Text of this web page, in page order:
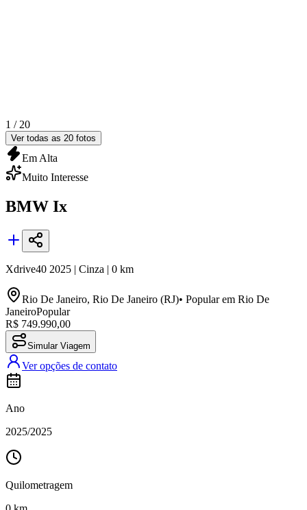
1 / 20
Ver todas as 20 fotos
Em Alta
Muito Interesse
BMW Ix
Xdrive40 2025 | Cinza | 0 km
Rio De Janeiro, Rio De Janeiro (RJ)• Popular em Rio De
JaneiroPopular
R$ 749.990,00
Simular Viagem
Ver opções de contato
Ano
2025/2025
Quilometragem